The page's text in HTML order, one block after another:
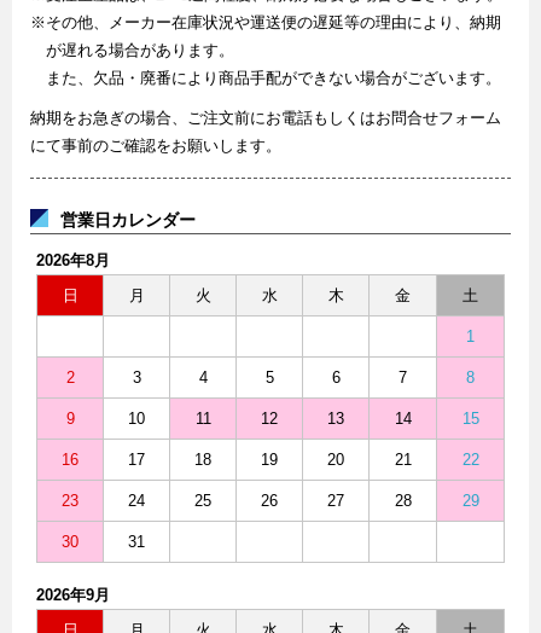
※その他、メーカー在庫状況や運送便の遅延等の理由により、納期
が遅れる場合があります。
また、欠品・廃番により商品手配ができない場合がございます。
納期をお急ぎの場合、ご注文前にお電話もしくはお問合せフォーム
にて事前のご確認をお願いします。
営業日カレンダー
2026年8月
日
月 火 水 木 金 土
1
2 3 4 5 6 7 8
9 10 11 12 13 14 15
16 17 18 19 20 21 22
23 24 25 26 27 28 29
30 31
2026年9月